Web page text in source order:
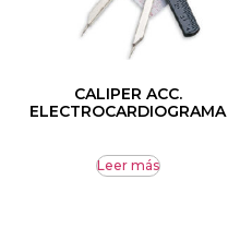
CALIPER ACC.
ELECTROCARDIOGRAMA
Leer más